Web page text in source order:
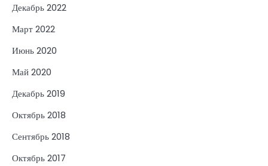
Декабрь 2022
Март 2022
Июнь 2020
Май 2020
Декабрь 2019
Октябрь 2018
Сентябрь 2018
Октябрь 2017